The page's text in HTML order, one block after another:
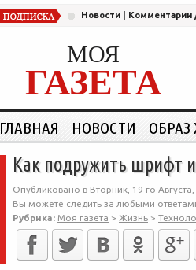
Новости Комментарии
МОЯ
ГАЗЕТА
ГЛАВНАЯ НОВОСТИ
Как подружить шрифт
Опубликовано в Вторник, 19-го Августа,
Вы можете следить за любыми
Рубрика: Моя газета > Жизнь >